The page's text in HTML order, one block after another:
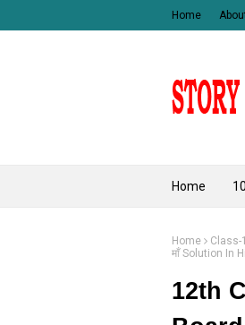
Home
Home
Home Class-
माँ Solution In
12th